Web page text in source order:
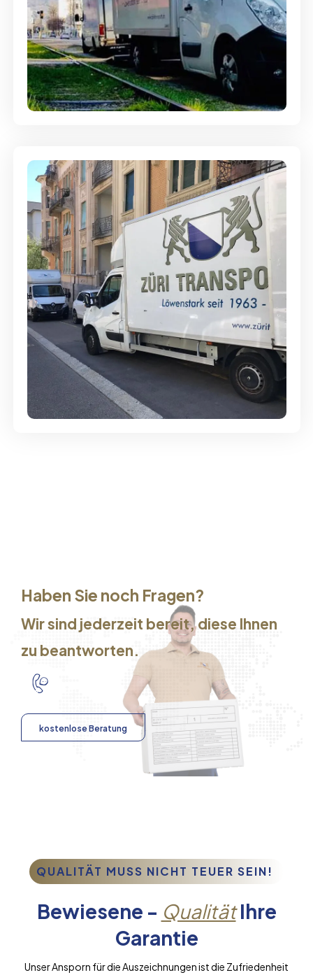
Ein- und Auspackservice
Günstige Umzüge - Hervorragender
Service
Haben Sie noch Fragen?
Wir sind jederzeit bereit, diese Ihnen
zu beantworten.
kostenlose Beratung
QUALITÄT MUSS NICHT TEUER SEIN!
Bewiesene - QualitätIhre
Garantie
Unser Ansporn für die Auszeichnungen ist die Zufriedenheit